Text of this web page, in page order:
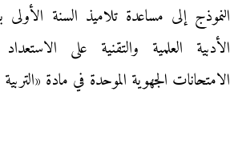
النموذج إلى مساعدة تلاميذ السنة الأولى
الأدبية العلمية والتقنية على
الامتحانات الجهوية الموحدة في مادة